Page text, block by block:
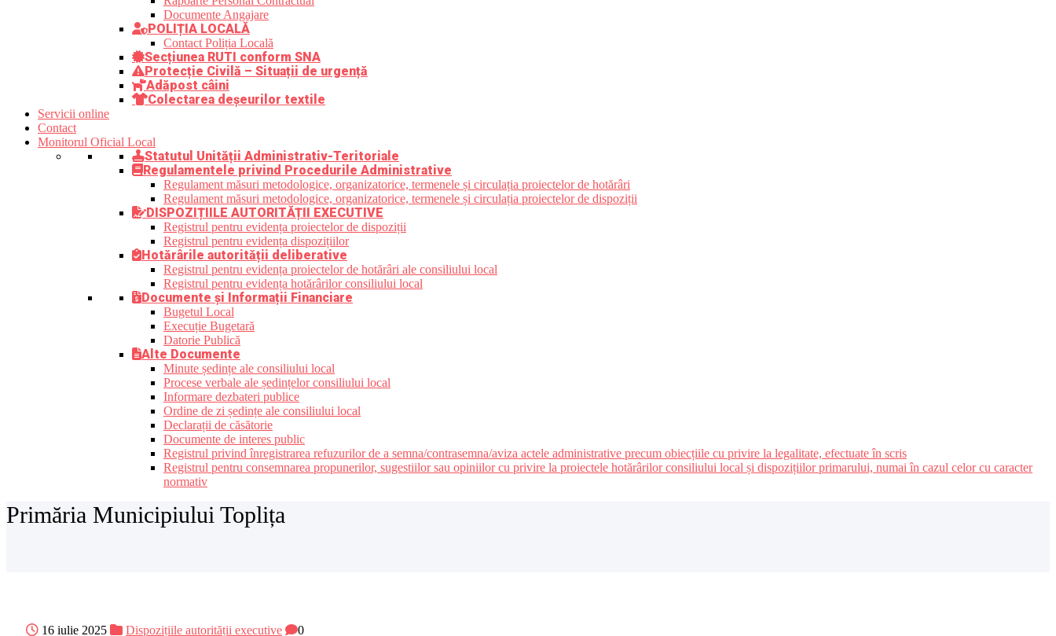
Documente Angajare
POLIȚIA LOCALĂ
Contact Poliția Locală
Secțiunea RUTI conform SNA
Protecție Civilă – Situații de urgență
Adăpost câini
Colectarea deșeurilor textile
Servicii online
Contact
Monitorul Oficial Local
Statutul Unității Administrativ-Teritoriale
Regulamentele privind Procedurile Administrative
Regulament măsuri metodologice, organizatorice, termenele și circulația proiectelor de hotărâri
Regulament măsuri metodologice, organizatorice, termenele și circulația proiectelor de dispoziții
DISPOZIȚIILE AUTORITĂȚII EXECUTIVE
Registrul pentru evidența proiectelor de dispoziții
Registrul pentru evidența dispozițiilor
Hotărârile autorității deliberative
Registrul pentru evidența proiectelor de hotărâri ale consiliului local
Registrul pentru evidența hotărârilor consiliului local
Documente și Informații Financiare
Bugetul Local
Execuție Bugetară
Datorie Publică
Alte Documente
Minute ședințe ale consiliului local
Procese verbale ale ședințelor consiliului local
Informare dezbateri publice
Ordine de zi ședințe ale consiliului local
Declarații de căsătorie
Documente de interes public
Registrul privind înregistrarea refuzurilor de a semna/contrasemna/aviza actele administrative precum obiecțiile cu privire la legalitate, efectuate în scris
Registrul pentru consemnarea propunerilor, sugestiilor sau opiniilor cu privire la proiectele hotărârilor consiliului local și dispozițiilor primarului, numai în cazul celor cu caracter
normativ
Primăria Municipiului Toplița
16 iulie 2025 Dispozițiile autorității executive 0